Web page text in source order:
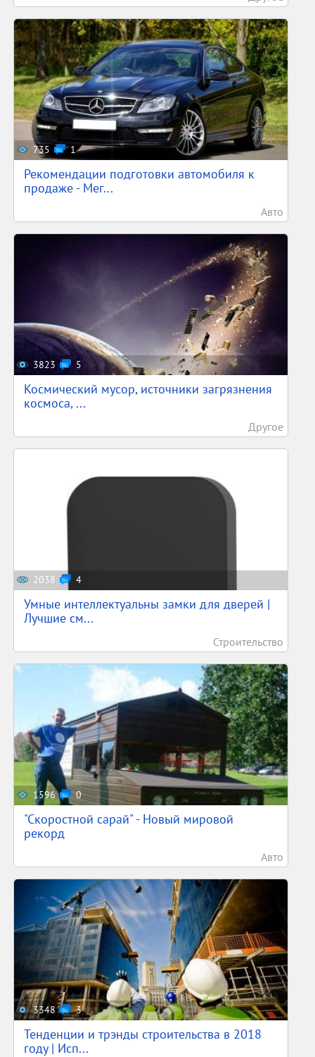
735 1
Рекомендации подготовки автомобиля к
продаже - Мег...
Авто
3823 5
Космический мусор, источники загрязнения
космоса, ...
Другое
2038 4
Умные интеллектуальны замки для дверей |
Лучшие см...
Строительство
1596 0
"Скоростной сарай" - Новый мировой
рекорд
Авто
3348 3
Тенденции и трэнды строительства в 2018
году | Исп...